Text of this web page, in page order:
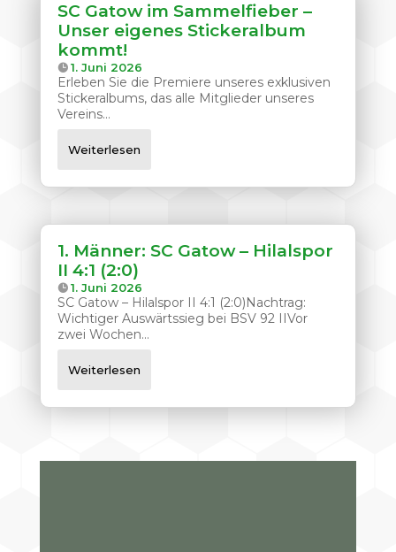
SC Gatow im Sammelfieber –
Unser eigenes Stickeralbum
kommt!
1. Juni 2026
Erleben Sie die Premiere unseres exklusiven
Stickeralbums, das alle Mitglieder unseres
Vereins...
Weiterlesen
1. Männer: SC Gatow – Hilalspor
II 4:1 (2:0)
1. Juni 2026
SC Gatow – Hilalspor II 4:1 (2:0)Nachtrag:
Wichtiger Auswärtssieg bei BSV 92 IIVor
zwei Wochen...
Weiterlesen